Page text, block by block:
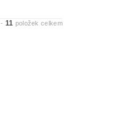
- 11 položek celkem